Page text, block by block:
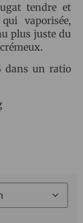
tendre et
vaporisée,
plus juste du
dans un ratio